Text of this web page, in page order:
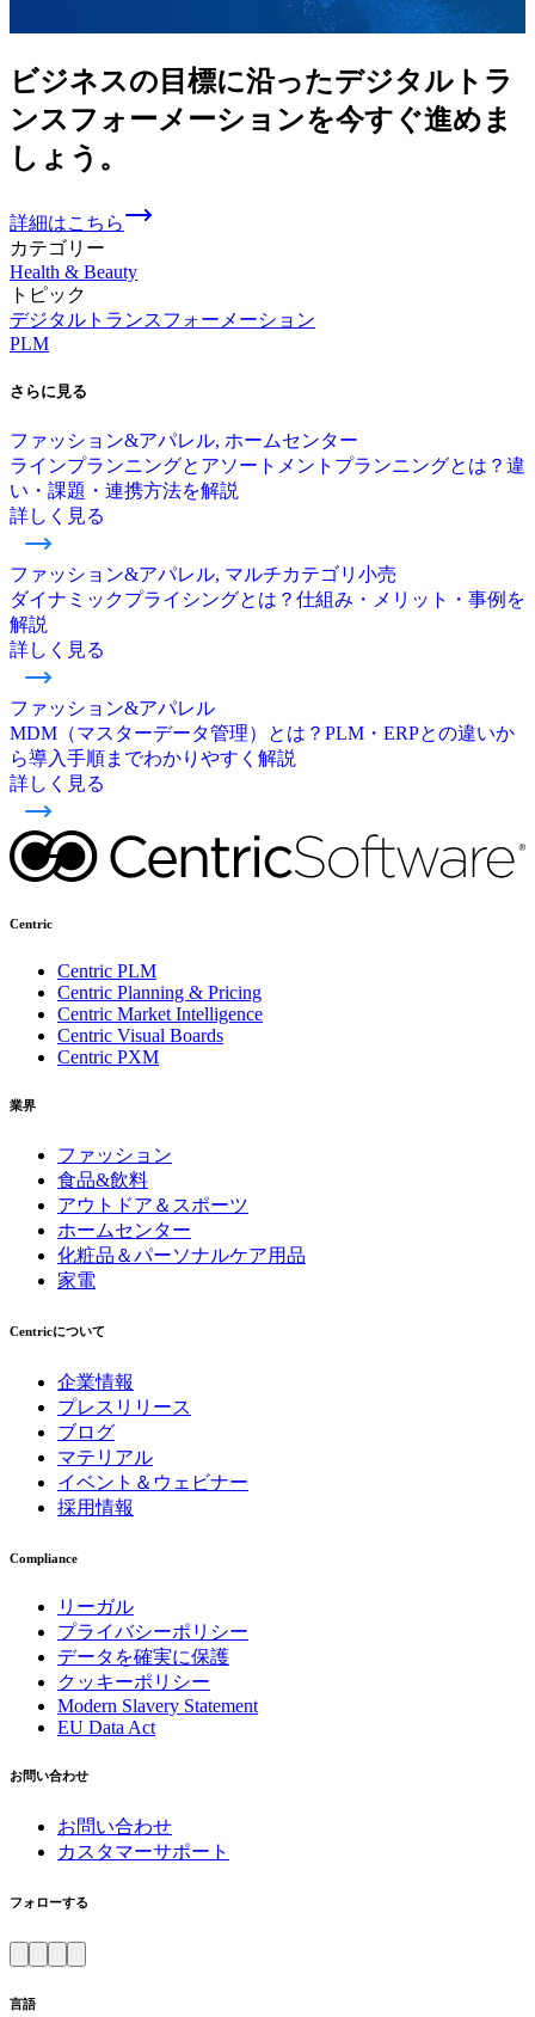
ビジネスの 目標に沿ったデジタルトラ
ンスフォーメーションを今す ぐ進めま
しょう。
詳細はこちら
カテゴリー
Health & Beauty
トピック
デジタルトランスフォーメーション
PLM
さらに見る
ファッション&アパレル, ホームセンター
ラインプランニングとアソートメントプランニングとは？違
い・課題・連携方法を解説
詳しく見る
ファッション&アパレル, マルチカテゴリ小売
ダイナミックプライシングとは？仕組み・メリット・事例を
解説
詳しく見る
ファッション&アパレル
MDM（マスターデータ管理）とは？PLM・ERPとの違いか
ら導入手順までわかりやすく解説
詳しく見る
Centric
Centric PLM
Centric Planning & Pricing
Centric Market Intelligence
Centric Visual Boards
Centric PXM
業界
ファッション
食品&飲料
アウトドア＆スポーツ
ホームセンター
化粧品＆パーソナルケア用品
家電
Centricについて
企業情報
プレスリリース
ブログ
マテリアル
イベント＆ウェビナー
採用情報
Compliance
リーガル
プライバシーポリシー
データを確実に保護
クッキーポリシー
Modern Slavery Statement
EU Data Act
お問い合わせ
お問い合わせ
カスタマーサポート
フォローする
言語